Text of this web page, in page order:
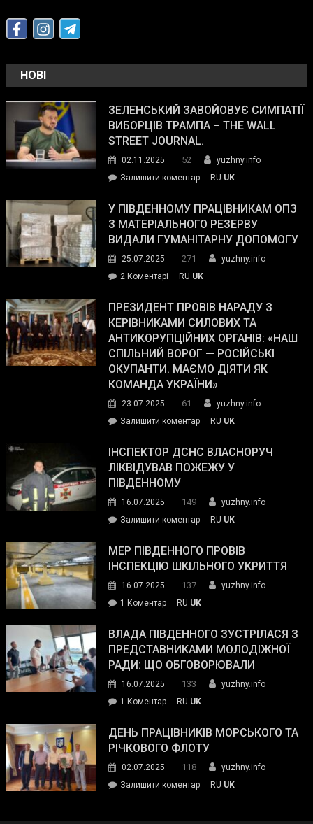
НОВІ
ЗЕЛЕНСЬКИЙ ЗАВОЙОВУЄ СИМПАТІЇ
ВИБОРЦІВ ТРАМПА – THE WALL
STREET JOURNAL.
02.11.2025 52
yuzhny.info
Залишити коментарon
завойовує
симпатії
виборців
The
Street
Journal.
RU UK
У ПІВДЕННОМУ ПРАЦІВНИКАМ ОПЗ
З МАТЕРІАЛЬНОГО РЕЗЕРВУ
ВИДАЛИ ГУМАНІТАРНУ ДОПОМОГУ
25.07.2025 271
yuzhny.info
2 Коментарі
Південному
працівникам
ОПЗ
з
матеріального
резерву
гуманітарну
допомогу
RU UK
ПРЕЗИДЕНТ ПРОВІВ НАРАДУ З
КЕРІВНИКАМИ СИЛОВИХ ТА
АНТИКОРУПЦІЙНИХ ОРГАНІВ: «НАШ
СПІЛЬНИЙ ВОРОГ — РОСІЙСЬКІ
ОКУПАНТИ. МАЄМО ДІЯТИ ЯК
КОМАНДА УКРАЇНИ»
23.07.2025 61
yuzhny.info
Залишити коментарon
провів
нараду
силових
та
органів:
«Наш
спільний
окупанти.
Маємо
діяти
команда
RU UK
ІНСПЕКТОР ДСНС ВЛАСНОРУЧ
ЛІКВІДУВАВ ПОЖЕЖУ У
ПІВДЕННОМУ
16.07.2025 149
yuzhny.info
Залишити коментарon
ДСНС
власноруч
пожежу
у
RU UK
МЕР ПІВДЕННОГО ПРОВІВ
ІНСПЕКЦІЮ ШКІЛЬНОГО УКРИТТЯ
16.07.2025 137
yuzhny.info
1 Коментардо
Південного
провів
інспекцію
укриття
RU UK
ВЛАДА ПІВДЕННОГО ЗУСТРІЛАСЯ З
ПРЕДСТАВНИКАМИ МОЛОДІЖНОЇ
РАДИ: ЩО ОБГОВОРЮВАЛИ
16.07.2025 133
yuzhny.info
1 Коментардо
Південного
зустрілася
представниками
молодіжної
RU UK
ДЕНЬ ПРАЦІВНИКІВ МОРСЬКОГО ТА
РІЧКОВОГО ФЛОТУ
02.07.2025 118
yuzhny.info
Залишити коментарon
RU UK